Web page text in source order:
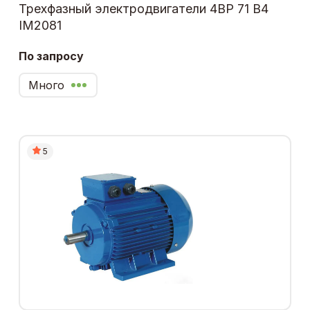
Трехфазный электродвигатели 4ВР 71 В4
IM2081
По запросу
Много
5